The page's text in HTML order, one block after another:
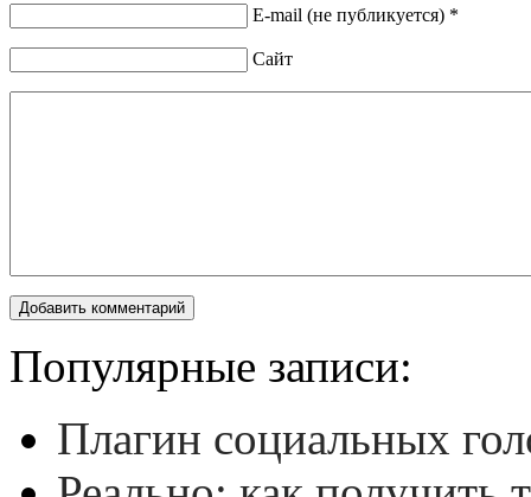
E-mail (не публикуется) *
Сайт
Популярные записи:
Плагин социальных